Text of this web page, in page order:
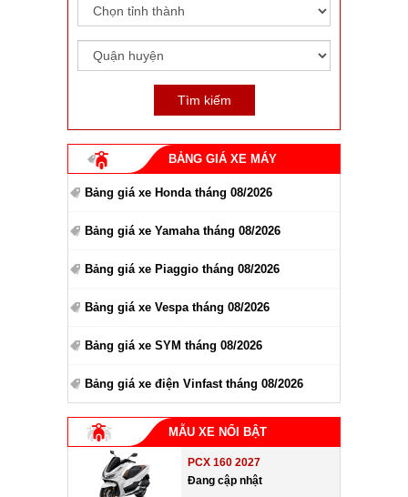
BẢNG GIÁ XE MÁY
Bảng giá xe Honda tháng 08/2026
Bảng giá xe Yamaha tháng 08/2026
Bảng giá xe Piaggio tháng 08/2026
Bảng giá xe Vespa tháng 08/2026
Bảng giá xe SYM tháng 08/2026
Bảng giá xe điện Vinfast tháng 08/2026
MẪU XE NỔI BẬT
PCX 160 2027
Đang cập nhật